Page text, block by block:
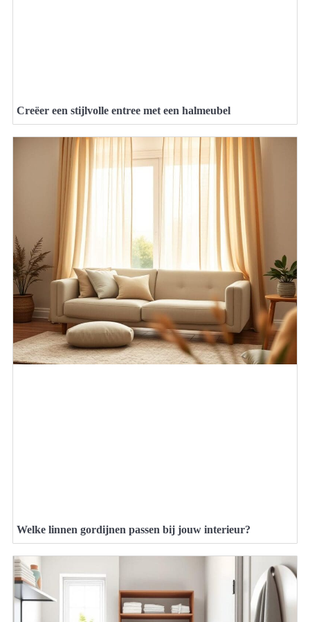
Creëer een stijlvolle entree met een halmeubel
Welke linnen gordijnen passen bij jouw interieur?